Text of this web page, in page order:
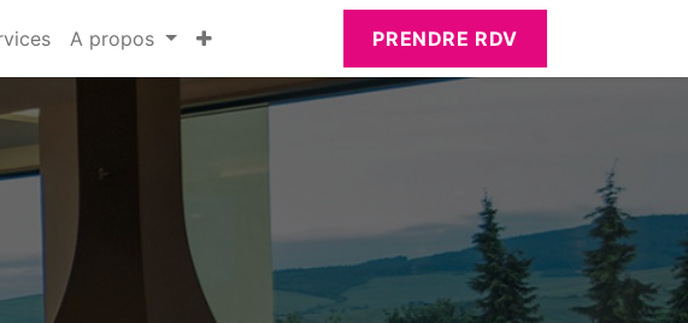
A propos PRENDRE RDV